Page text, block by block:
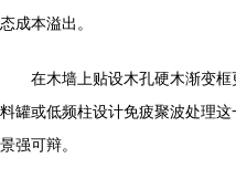
态成本溢出。
在木墙上贴设木孔硬木渐变
料罐或低频柱设计免疲聚波处理
景强可辩。